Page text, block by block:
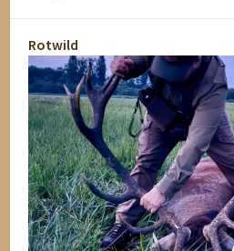
Rotwild